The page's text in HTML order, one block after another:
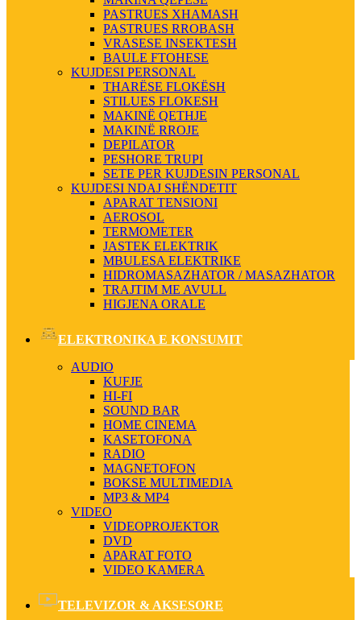
PASTRUES XHAMASH
PASTRUES RROBASH
VRASESE INSEKTESH
BAULE FTOHESE
KUJDESI PERSONAL
THARËSE FLOKËSH
STILUES FLOKESH
MAKINË QETHJE
MAKINË RROJE
DEPILATOR
PESHORE TRUPI
SETE PER KUJDESIN PERSONAL
KUJDESI NDAJ SHËNDETIT
APARAT TENSIONI
AEROSOL
TERMOMETER
JASTEK ELEKTRIK
MBULESA ELEKTRIKE
HIDROMASAZHATOR / MASAZHATOR
TRAJTIM ME AVULL
HIGJENA ORALE
ELEKTRONIKA E KONSUMIT
AUDIO
KUFJE
HI-FI
SOUND BAR
HOME CINEMA
KASETOFONA
RADIO
MAGNETOFON
BOKSE MULTIMEDIA
MP3 & MP4
VIDEO
VIDEOPROJEKTOR
DVD
APARAT FOTO
VIDEO KAMERA
TELEVIZOR & AKSESORE